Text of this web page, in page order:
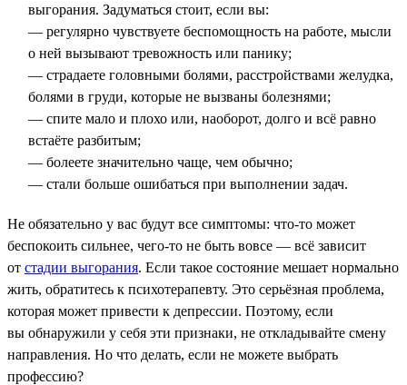
выгорания. Задуматься стоит, если вы:
— регулярно чувствуете беспомощность на работе, мысли
о ней вызывают тревожность или панику;
— страдаете головными болями, расстройствами желудка,
болями в груди, которые не вызваны болезнями;
— спите мало и плохо или, наоборот, долго и всё равно
встаёте разбитым;
— болеете значительно чаще, чем обычно;
— стали больше ошибаться при выполнении задач.
Не обязательно у вас будут все симптомы: что-то может
беспокоить сильнее, чего-то не быть вовсе — всё зависит
от стадии выгорания. Если такое состояние мешает нормально
жить, обратитесь к психотерапевту. Это серьёзная проблема,
которая может привести к депрессии. Поэтому, если
вы обнаружили у себя эти признаки, не откладывайте смену
направления. Но что делать, если не можете выбрать
профессию?